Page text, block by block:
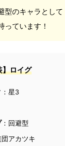
型のキャラとして
っています！
】ロイグ
：星3
：回避型
団アカツキ